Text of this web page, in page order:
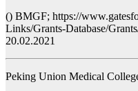
() BMGF; https://
Links/Grants-Database/
20.02.2021
Peking Union Medical